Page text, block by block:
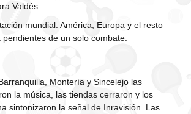
Valdés.
mundial: América, Europa y el resto
de un solo combate.
Montería y Sincelejo las
la música, las tiendas cerraron y los
sintonizaron la señal de Inravisión. Las